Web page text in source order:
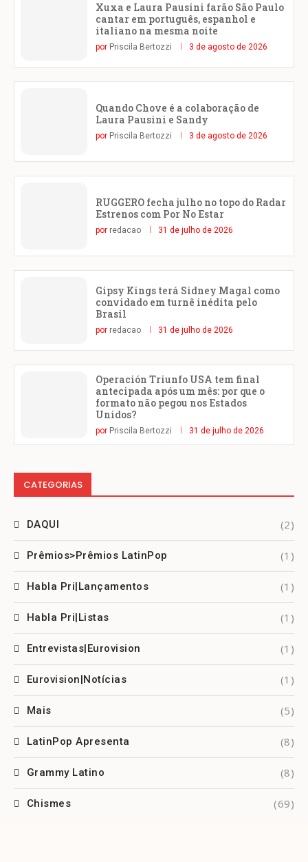
Xuxa e Laura Pausini farão São Paulo
cantar em português, espanhol e
italiano na mesma noite
por Priscila Bertozzi 3 de agosto de 2026
Quando Chove é a colaboração de
Laura Pausini e Sandy
por Priscila Bertozzi 3 de agosto de 2026
RUGGERO fecha julho no topo do Radar
Estrenos com Por No Estar
por redacao 31 de julho de 2026
Gipsy Kings terá Sidney Magal como
convidado em turnê inédita pelo
Brasil
por redacao 31 de julho de 2026
Operación Triunfo USA tem final
antecipada após um mês: por que o
formato não pegou nos Estados
Unidos?
por Priscila Bertozzi 31 de julho de 2026
CATEGORIAS
DAQUI (2)
Prêmios>Prêmios LatinPop (1)
Habla Pri|Lançamentos (1)
Habla Pri|Listas (1)
Entrevistas|Eurovision (1)
Eurovision|Notícias (1)
Mais (5)
LatinPop Apresenta (8)
Grammy Latino (8)
Chismes (69)